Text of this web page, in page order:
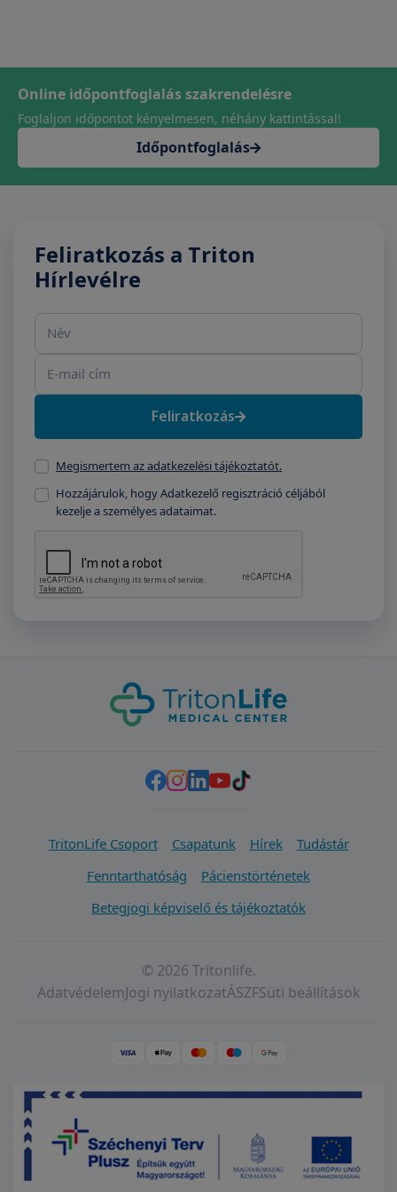
Online időpontfoglalás szakrendelésre
Foglaljon időpontot kényelmesen, néhány kattintással!
Időpontfoglalás
Feliratkozás a Triton
Hírlevélre
Név
E-mail cím
Feliratkozás
Megismertem az adatkezelési tájékoztatót.
Hozzájárulok, hogy Adatkezelő regisztráció céljából
kezelje a személyes adataimat.
TritonLife Csoport Csapatunk Hírek
Tudástár
Fenntarthatóság
Pácienstörténetek
Betegjogi képviselő és tájékoztatók
© 2026 Tritonlife.
AdatvédelemJogi nyilatkozatÁSZFSüti beállítások